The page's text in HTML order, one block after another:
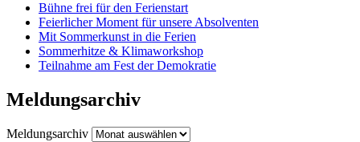
Bühne frei für den Ferienstart
Feierlicher Moment für unsere Absolventen
Mit Sommerkunst in die Ferien
Sommerhitze & Klimaworkshop
Teilnahme am Fest der Demokratie
Meldungsarchiv
Meldungsarchiv